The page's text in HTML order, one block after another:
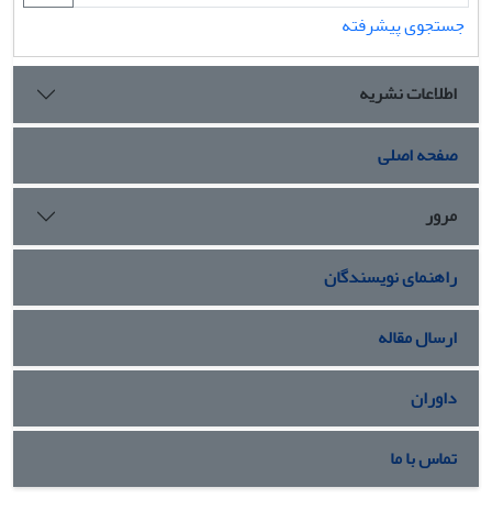
جستجوی پیشرفته
اطلاعات نشریه
صفحه اصلی
مرور
راهنمای نویسندگان
ارسال مقاله
داوران
تماس با ما